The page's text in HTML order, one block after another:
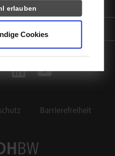
erlauben
Cookies
linkedinyoutube
Barrierefreiheit